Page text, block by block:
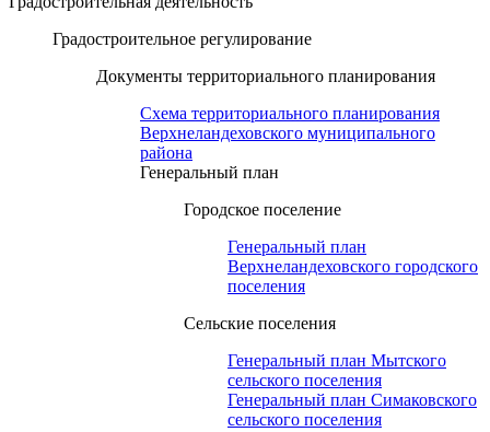
Градостроительное регулирование
Документы территориального планирования
Схема территориального планирования
Верхнеландеховского муниципального
района
Генеральный план
Городское поселение
Генеральный план
Верхнеландеховского городского
поселения
Сельские поселения
Генеральный план Мытского
сельского поселения
Генеральный план Симаковского
сельского поселения